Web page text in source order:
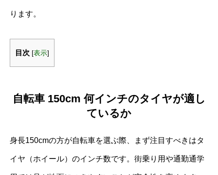
ります。
目次 [表示]
自転車 150cm 何インチのタイヤが適し
ているか
身長150cmの方が自転車を選ぶ際、まず注目すべきはタ
イヤ（ホイール）のインチ数です。街乗り用や通勤通学